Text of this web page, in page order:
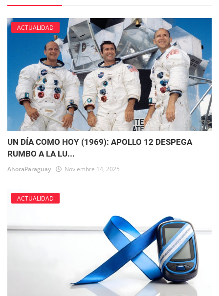
ACTUALIDAD
UN DÍA COMO HOY (1969): APOLLO 12 DESPEGA
RUMBO A LA LU...
AhoraParaguay Noviembre 14, 2025
ACTUALIDAD